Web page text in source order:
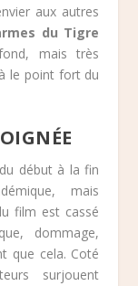
aux autres
du Tigre
mais très
le point fort du
début à la fin
mais
film est cassé
dommage,
que cela. Coté
surjouent